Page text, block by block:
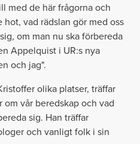
med de här frågorna och
vad rädslan gör med oss
om man nu ska förbereda
Appelquist i UR:s nya
och jag".
olika platser, träffar
vår beredskap och vad
sig. Han träffar
och vanligt folk i sin